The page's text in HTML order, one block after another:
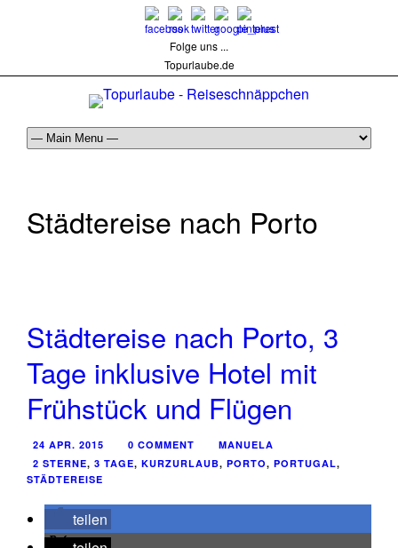
Folge uns ...
Topurlaube.de
Städtereise nach Porto
Städtereise nach Porto, 3
Tage inklusive Hotel mit
Frühstück und Flügen
24 APR. 2015 0 COMMENT
MANUELA
2 STERNE, 3 TAGE, KURZURLAUB, PORTO, PORTUGAL,
STÄDTEREISE
teilen